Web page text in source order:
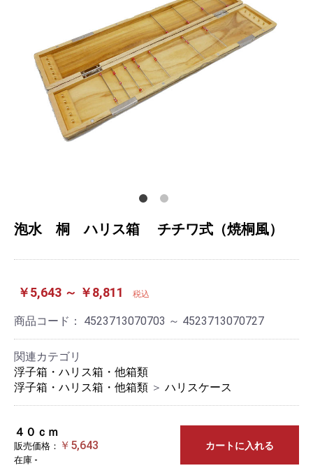
泡水 桐 ハリス箱 チチワ式（焼桐風）
￥5,643 ～ ￥8,811 税込
商品コード： 4523713070703 ～ 4523713070727
関連カテゴリ
浮子箱・ハリス箱・他箱類
浮子箱・ハリス箱・他箱類 ＞ ハリスケース
４０ｃｍ
販売価格： ￥5,643
在庫 -
カートに入れる